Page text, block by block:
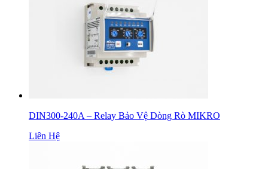
DIN300-240A – Relay Bảo Vệ Dòng Rò MIKRO
Liên Hệ